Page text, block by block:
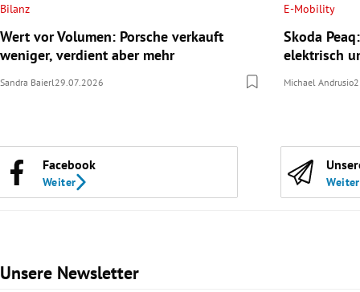
Bilanz
Wert vor Volumen: Porsche verkauft
weniger, verdient aber mehr
Sandra Baierl 29.07.2026
E-Mobility
Skoda
elektrisch
Michael Andrusio
Facebook
Weiter Weiter
Unsere Newsletter
Slide 1 von 3